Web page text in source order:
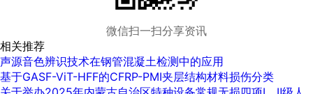
微信扫一扫分享资讯
相关推荐
声源音色辨识技术在钢管混凝土检测中的应用
基于GASF-ViT-HFF的CFRP-PMI夹层结构材料损伤分类